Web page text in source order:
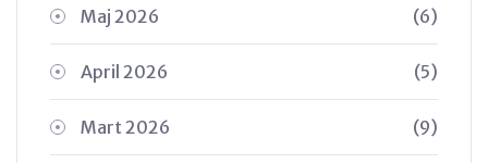
Maj 2026 (6)
April 2026 (5)
Mart 2026 (9)